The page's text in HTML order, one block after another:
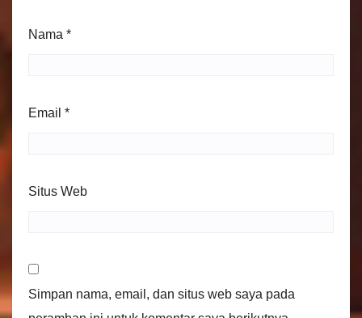
Nama *
Email *
Situs Web
Simpan nama, email, dan situs web saya pada